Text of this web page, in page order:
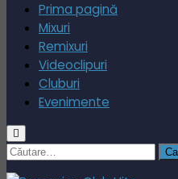
Prima pagină
Mixuri
Remixuri
Videoclipuri
Cluburi
Evenimente
Caută
după: